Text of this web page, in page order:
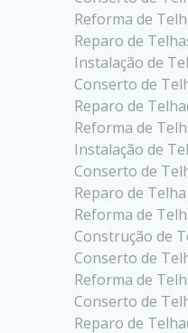
Reforma de
Reparo de
Instalação de
Conserto de
Reparo de
Reforma de
Instalação de
Conserto de
Reparo de
Reforma de
Construção de
Conserto de
Reforma de
Conserto de
Reparo de